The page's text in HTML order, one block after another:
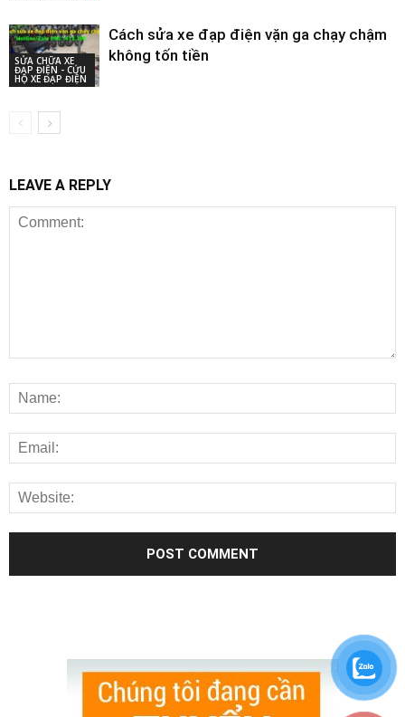
SỬA CHỮA XE
ĐẠP ĐIỆN - CỨU
HỘ XE ĐẠP ĐIỆN
Cách sửa xe đạp điện vặn ga chạy chậm
không tốn tiền
LEAVE A REPLY